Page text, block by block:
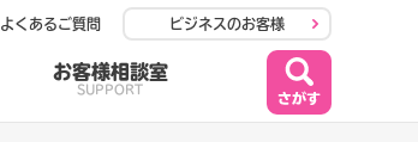
お客様相談室
SUPPORT
よくあるご質問 ビジネスのお客様